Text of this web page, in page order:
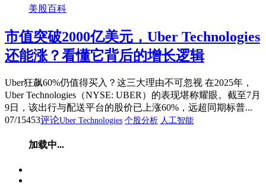
美股百科
市值突破2000亿美元，Uber Technologies
还能涨？看懂它背后的增长逻辑
Uber狂飙60%仍值得买入？这三大理由不可忽视 在2025年，
Uber Technologies（NYSE: UBER）的表现堪称耀眼。截至7月
9日，该出行与配送平台的股价已上涨60%，远超同期标普...
07/15453评论Uber Technologies 个股分析 人工智能
加载中...